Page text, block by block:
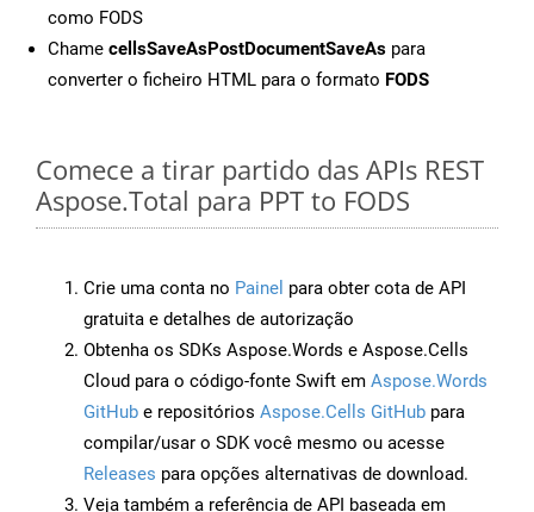
como FODS
Chame cellsSaveAsPostDocumentSaveAs para
converter o ficheiro HTML para o formato FODS
Comece a tirar partido das APIs REST
Aspose.Total para PPT to FODS
Crie uma conta no Painel para obter cota de API
gratuita e detalhes de autorização
Obtenha os SDKs Aspose.Words e Aspose.Cells
Cloud para o código-fonte Swift em Aspose.Words
GitHub e repositórios Aspose.Cells GitHub para
compilar/usar o SDK você mesmo ou acesse
Releases para opções alternativas de download.
Veja também a referência de API baseada em